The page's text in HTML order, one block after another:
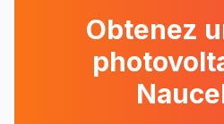
Obtenez